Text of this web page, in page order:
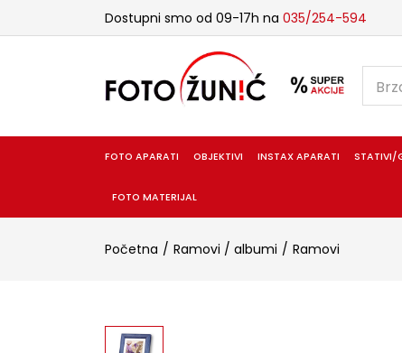
Dostupni smo od 09-17h na 035/254-594
FOTO APARATI OBJEKTIVI INSTAX APARATI STATIVI/
FOTO MATERIJAL
Početna Ramovi / albumi Ramovi